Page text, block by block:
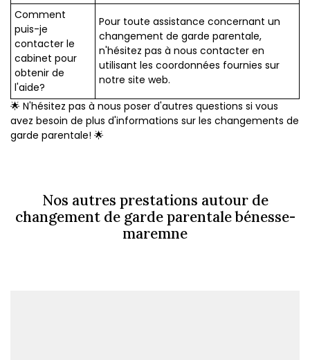
Comment
puis-je
contacter le
cabinet pour
obtenir de
l'aide?
Pour toute assistance concernant un
changement de garde parentale,
n'hésitez pas à nous contacter en
utilisant les coordonnées fournies sur
notre site web.
🌟 N'hésitez pas à nous poser d'autres questions si vous
avez besoin de plus d'informations sur les changements de
garde parentale! 🌟
Nos autres prestations autour de
changement de garde parentale bénesse-
maremne